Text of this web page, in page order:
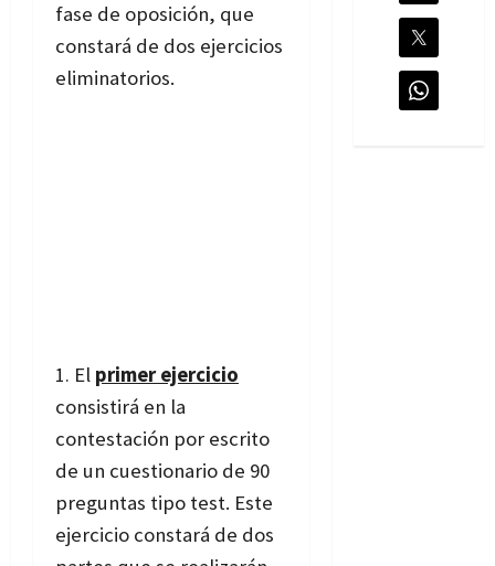
fase de oposición, que
constará de dos ejercicios
eliminatorios.
El primer ejercicio
consistirá en la
contestación por escrito
de un cuestionario de 90
preguntas tipo test. Este
ejercicio constará de dos